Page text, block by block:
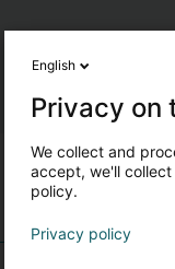
English
Privacy on
We collect and
accept, we'll collect
policy.
Privacy policy